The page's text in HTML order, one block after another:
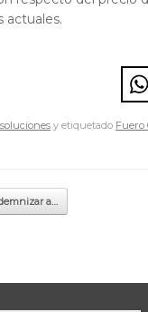
actuales.
y etiquetado Fuero
a…